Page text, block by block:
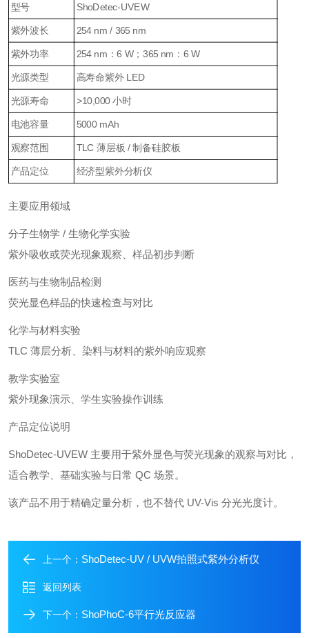
型号 ShoDetec-UVEW
紫外波长 254 nm / 365 nm
紫外功率 254 nm：6 W；365 nm：6 W
光源类型 高寿命紫外 LED
光源寿命 >10,000 小时
电池容量 5000 mAh
观察范围 TLC 薄层板 / 制备硅胶板
产品定位 经济型紫外分析仪
主要应用领域
分子生物学 / 生物化学实验
紫外吸收或荧光现象观察、样品初步判断
医药与生物制品检测
荧光显色样品的快速检查与对比
化学与材料实验
TLC 薄层分析、染料与材料的紫外响应观察
教学实验室
紫外现象演示、学生实验操作训练
产品定位说明
ShoDetec-UVEW 主要用于紫外显色与荧光现象的观察与对比，
适合教学、基础实验与日常 QC 场景。
该产品不用于精确定量分析，也不替代 UV-Vis 分光光度计。
上一个： ShoDetec-UV / UVW拍照式紫外分析仪
返回列表
下一个： ShoPhoC-6平行光反应器